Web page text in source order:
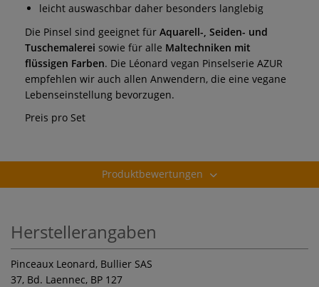
leicht auswaschbar daher besonders langlebig
Die Pinsel sind geeignet für Aquarell-, Seiden- und
Tuschemalerei sowie für alle Maltechniken mit
flüssigen Farben. Die Léonard vegan Pinselserie AZUR
empfehlen wir auch allen Anwendern, die eine vegane
Lebenseinstellung bevorzugen.
Preis pro Set
Produktbewertungen
Herstellerangaben
Pinceaux Leonard, Bullier SAS
37, Bd. Laennec, BP 127